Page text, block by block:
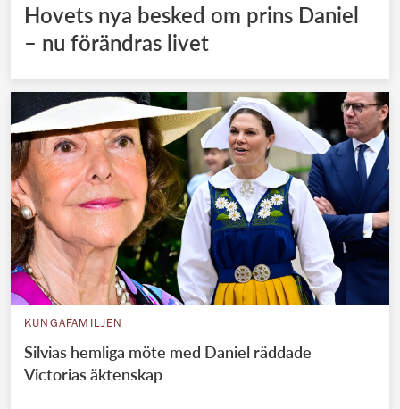
Hovets nya besked om prins Daniel
– nu förändras livet
KUNGAFAMILJEN
Silvias hemliga möte med Daniel räddade
Victorias äktenskap